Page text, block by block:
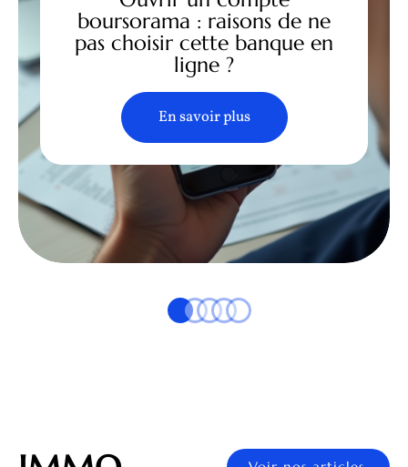
boursorama : raisons de ne
pas choisir cette banque en
ligne ?
En savoir plus